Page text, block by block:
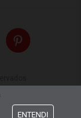
ENTENDI